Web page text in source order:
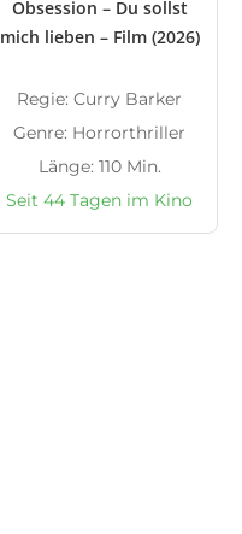
Obsession – Du sollst
mich lieben – Film (2026)
Regie: Curry Barker
Genre: Horrorthriller
Länge: 110 Min.
Seit 44 Tagen im Kino